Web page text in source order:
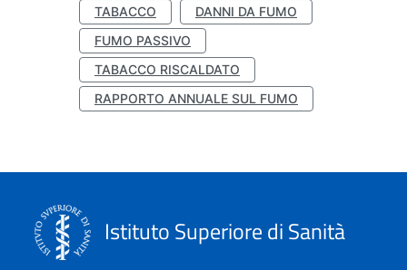
TABACCO
DANNI DA FUMO
FUMO PASSIVO
TABACCO RISCALDATO
RAPPORTO ANNUALE SUL FUMO
Istituto Superiore di Sanità